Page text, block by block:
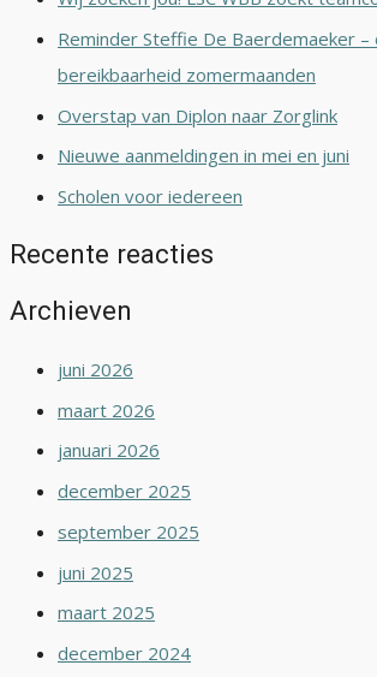
Reminder Steffie De Baerdemaeker
bereikbaarheid zomermaanden
Overstap van Diplon naar Zorglink
Nieuwe aanmeldingen in mei en juni
Scholen voor iedereen
Recente reacties
Archieven
juni 2026
maart 2026
januari 2026
december 2025
september 2025
juni 2025
maart 2025
december 2024